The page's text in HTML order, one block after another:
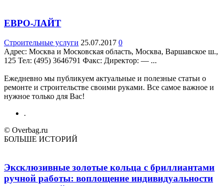
ЕВРО-ЛАЙТ
Строительные услуги 25.07.2017 0
Адрес: Москва и Московская область, Москва, Варшавское ш.,
125 Teл: (495) 3646791 Факс: Директор: — ...
Ежедневно мы публикуем актуальные и полезные статьи о
ремонте и строительстве своими руками. Все самое важное и
нужное только для Вас!
.
© Overbag.ru
БОЛЬШЕ ИСТОРИЙ
Эксклюзивные золотые кольца с бриллиантами
ручной работы: воплощение индивидуальности